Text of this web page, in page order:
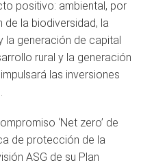
positivo: ambiental, por
la biodiversidad, la
generación de capital
rural y la generación
las inversiones
‘Net zero’ de
de protección de la
ASG de su Plan